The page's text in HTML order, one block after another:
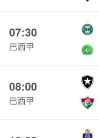
07:30
巴西甲
08:00
巴西甲